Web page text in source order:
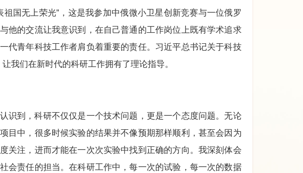
国无上荣光”，这是我参加中俄微小卫星创新竞赛与一位俄罗
他的交流让我意识到，在自己普通的工作岗位上既有学术追求
代青年科技工作者肩负着重要的责任。习近平总书记关于科技
我们在新时代的科研工作拥有了理论指导。
识到，科研不仅仅是一个技术问题，更是一个态度问题。无论
目中，很多时候实验的结果并不像预期那样顺利，甚至会因为
关注，进而才能在一次次实验中找到正确的方向。我深刻体会
会责任的担当。在科研工作中，每一次的试验，每一次的数据